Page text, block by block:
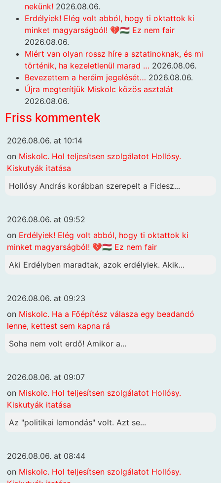
nekünk! 2026.08.06.
Erdélyiek! Elég volt abból, hogy ti oktattok ki
minket magyarságból! 💔🇭🇺 Ez nem fair
2026.08.06.
Miért van olyan rossz híre a sztatinoknak, és mi
történik, ha kezeletlenül marad … 2026.08.06.
Bevezettem a heréim jegelését… 2026.08.06.
Újra megterítjük Miskolc közös asztalát
2026.08.06.
Friss kommentek
2026.08.06. at 10:14
on Miskolc. Hol teljesítsen szolgálatot Hollósy.
Kiskutyák itatása
Hollósy András korábban szerepelt a Fidesz...
2026.08.06. at 09:52
on Erdélyiek! Elég volt abból, hogy ti oktattok ki
minket magyarságból! 💔🇭🇺 Ez nem fair
Aki Erdélyben maradtak, azok erdélyiek. Akik...
2026.08.06. at 09:23
on Miskolc. Ha a Főépítész válasza egy beadandó
lenne, kettest sem kapna rá
Soha nem volt erdő! Amikor a...
2026.08.06. at 09:07
on Miskolc. Hol teljesítsen szolgálatot Hollósy.
Kiskutyák itatása
Az "politikai lemondás" volt. Azt se...
2026.08.06. at 08:44
on Miskolc. Hol teljesítsen szolgálatot Hollósy.